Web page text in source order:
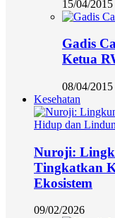
15/04/2015
Gadis
Ketua
08/04/2015
Kesehatan
Nuroji:
Tingkatkan
Ekosistem
09/02/2026